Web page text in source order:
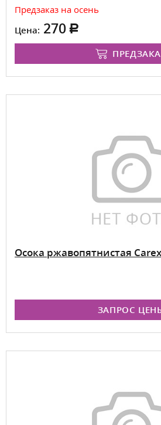
Предзаказ на осень
Цена: 270
Осока ржавопятнистая
ЗАПРОС